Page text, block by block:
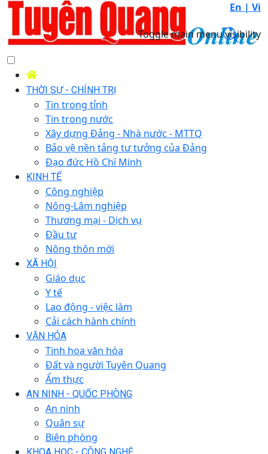
En | Vi
Toggle main menu visibility
THỜI SỰ - CHÍNH TRỊ
Tin trong tỉnh
Tin trong nước
Xây dựng Đảng - Nhà nước - MTTQ
Bảo vệ nền tảng tư tưởng của Đảng
Đạo đức Hồ Chí Minh
KINH TẾ
Công nghiệp
Nông-Lâm nghiệp
Thương mại - Dịch vụ
Đầu tư
Nông thôn mới
XÃ HỘI
Giáo dục
Y tế
Lao động - việc làm
Cải cách hành chính
VĂN HÓA
Tinh hoa văn hóa
Đất và người Tuyên Quang
Ẩm thực
AN NINH - QUỐC PHÒNG
An ninh
Quân sự
Biên phòng